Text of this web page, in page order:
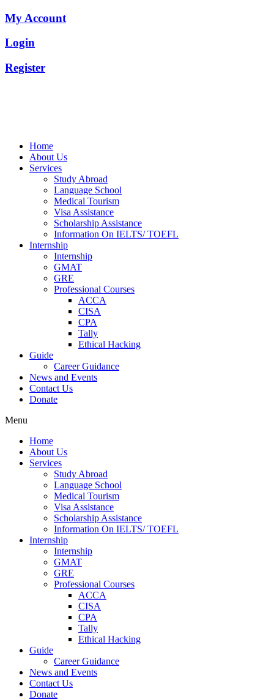
My Account
Login
Register
Home
About Us
Services
Study Abroad
Language School
Medical Tourism
Visa Assistance
Scholarship Assistance
Information On IELTS/ TOEFL
Internship
Internship
GMAT
GRE
Professional Courses
ACCA
CISA
CPA
Tally
Ethical Hacking
Guide
Career Guidance
News and Events
Contact Us
Donate
Menu
Home
About Us
Services
Study Abroad
Language School
Medical Tourism
Visa Assistance
Scholarship Assistance
Information On IELTS/ TOEFL
Internship
Internship
GMAT
GRE
Professional Courses
ACCA
CISA
CPA
Tally
Ethical Hacking
Guide
Career Guidance
News and Events
Contact Us
Donate